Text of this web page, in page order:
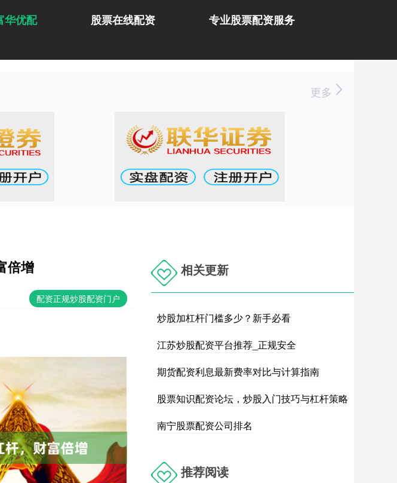
华优配 股票在线配资 专业股票配资服务
更多
倍增
配资正规炒股配资门户
相关更新
炒股加杠杆门槛多少？新手必看
江苏炒股配资平台推荐_正规安全
期货配资利息最新费率对比与计算指南
股票知识配资论坛，炒股入门技巧与杠杆策略
南宁股票配资公司排名
推荐阅读